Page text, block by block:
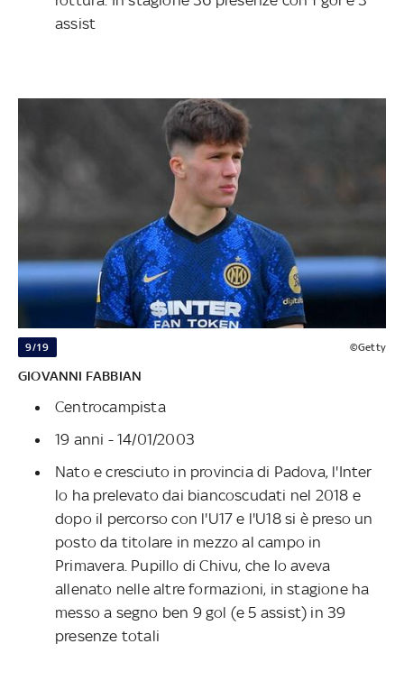
assist
9/19 ©Getty
GIOVANNI FABBIAN
Centrocampista
19 anni - 14/01/2003
Nato e cresciuto in provincia di Padova, l'Inter
lo ha prelevato dai biancoscudati nel 2018 e
dopo il percorso con l'U17 e l'U18 si è preso un
posto da titolare in mezzo al campo in
Primavera. Pupillo di Chivu, che lo aveva
allenato nelle altre formazioni, in stagione ha
messo a segno ben 9 gol (e 5 assist) in 39
presenze totali